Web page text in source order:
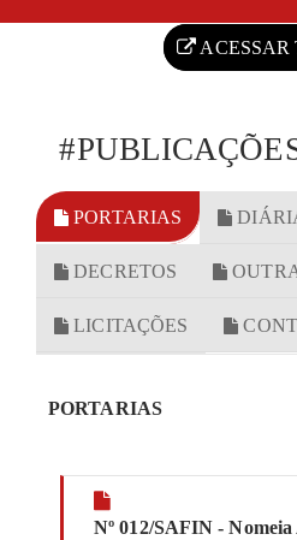
ACESSAR
PORTARIAS
DECRETOS
LICITAÇÕES
PORTARIAS
Nº 012/SAFIN -